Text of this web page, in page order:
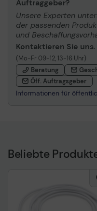
Auftraggeber?
Unsere Experten
der passenden
und
Kontaktieren Sie uns.
(Mo-Fr 09-12, 13-16 Uhr)
Beratung
Öff. Auftragsgeber
Informationen für
Beliebte